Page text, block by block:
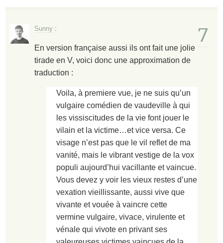
7
Sunny :
En version française aussi ils ont fait une jolie
tirade en V, voici donc une approximation de
traduction :
Voila, à premiere vue, je ne suis qu’un
vulgaire comédien de vaudeville à qui
les vissiscitudes de la vie font jouer le
vilain et la victime…et vice versa. Ce
visage n’est pas que le vil reflet de ma
vanité, mais le vibrant vestige de la vox
populi aujourd’hui vacillante et vaincue.
Vous devez y voir les vieux restes d’une
vexation vieillissante, aussi vive que
vivante et vouée à vaincre cette
vermine vulgaire, vivace, virulente et
vénale qui vivote en privant ses